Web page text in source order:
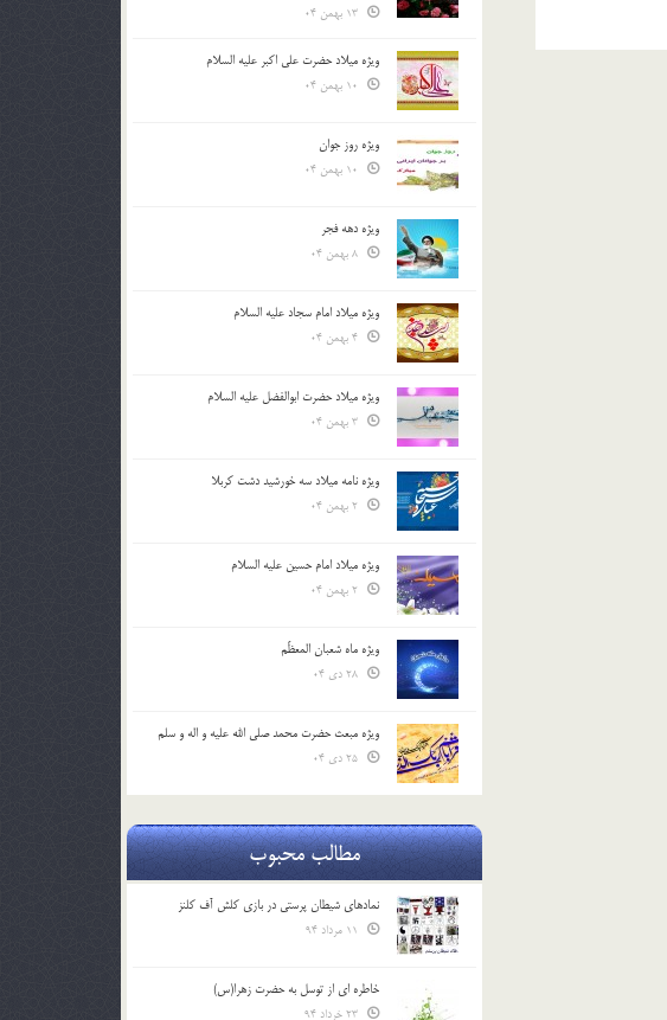
ویژه میلاد حضرت علی اکبر علیه السلام
ویژه روز جوان
ویژه دهه فجر
ویژه میلاد امام سجاد علیه السلام
ویژه میلاد حضرت ابوالفضل علیه السلام
ویژه نامه میلاد سه خورشید دشت کربلا
ویژه میلاد امام حسین علیه السلام
ویژه ماه شعبان المعظّم
ویژه مبعث حضرت محمد صلی الله علیه و اله و سلم
مطالب محبوب
نمادهای شیطان پرستی در بازی کلش آف کلنز
خاطره ای از توسل به حضرت زهرا(س)